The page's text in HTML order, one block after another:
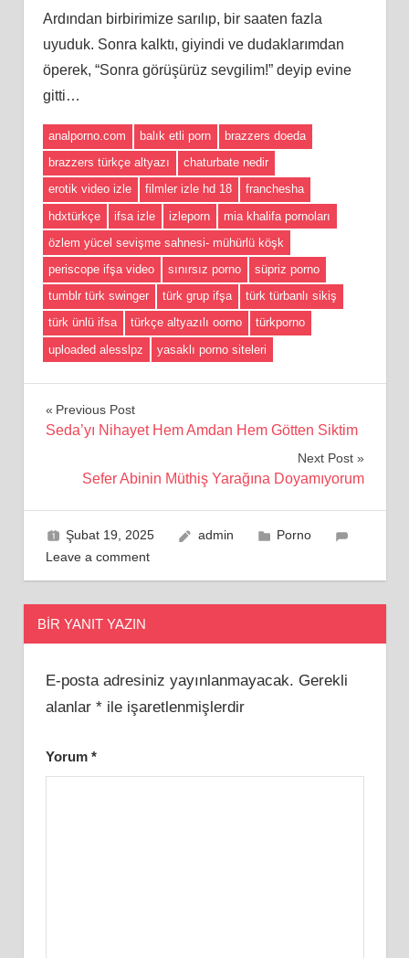
Ardından birbirimize sarılıp, bir saaten fazla
uyuduk. Sonra kalktı, giyindi ve dudaklarımdan
öperek, “Sonra görüşürüz sevgilim!” deyip evine
gitti…
analporno.com balık etli porn
brazzers doeda
brazzers türkçe altyazı
chaturbate nedir
erotik video izle
filmler izle hd 18
franchesha
hdxtürkçe
ifsa izle izleporn
mia khalifa pornoları
özlem yücel sevişme sahnesi- mühürlü köşk
periscope ifşa video
sınırsız porno
süpriz porno
tumblr türk swinger
türk grup ifşa
türk türbanlı sikiş
türk ünlü ifsa
türkçe altyazılı oorno
türkporno
uploaded alesslpz
yasaklı porno siteleri
Yazı
Previous Post
Seda’yı Nihayet Hem Amdan Hem Götten Siktim
Next Post
Sefer Abinin Müthiş Yarağına Doyamıyorum
Şubat 19, 2025 admin
Porno
Leave a comment
BIR YANIT YAZIN
E-posta adresiniz yayınlanmayacak. Gerekli
alanlar *ile işaretlenmişlerdir
Yorum *